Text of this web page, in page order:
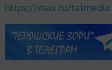
https://max.ru/tatmedia